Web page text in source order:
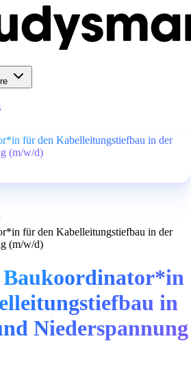
für den Kabelleitungstiefbau in der
(m/w/d)
für den Kabelleitungstiefbau in der
(m/w/d)
Baukoordinator*in
in
Niederspannung